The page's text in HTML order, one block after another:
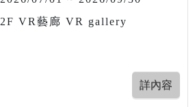
2F VR藝廊 VR gallery